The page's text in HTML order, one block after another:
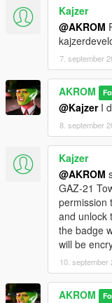
Kajzer
@AKROM
7. september
AKROM
@KajzerI
8. september
Kajzer
@AKROM
GAZ-21
permission
and unlock
the badge
will be
10. september
AKROM